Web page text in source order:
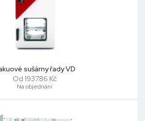
sušárny řady VD
Od 193786 Kč
Na objednání